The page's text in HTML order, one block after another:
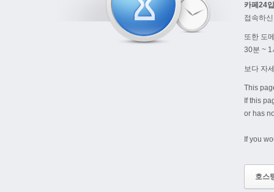
카페24
접속하
또한 도
30분 ~ 1
보다 자
This
If this
or has
If you
호스